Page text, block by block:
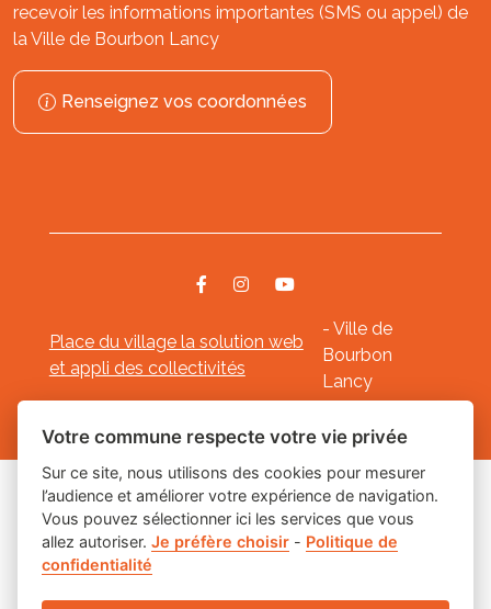
recevoir les informations importantes (SMS ou appel) de
la Ville de Bourbon Lancy
Renseignez vos coordonnées
Place du village la solution web
et appli des collectivités
- Ville de
Bourbon
Lancy
Mentions légales-- Gestion des cookies
Les labels
Votre commune respecte votre vie privée
Sur ce site, nous utilisons des cookies pour mesurer
l’audience et améliorer votre expérience de navigation.
Vous pouvez sélectionner ici les services que vous
allez autoriser.Je préfère choisir - Politique de
confidentialité